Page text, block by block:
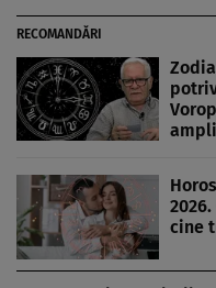
RECOMANDĂRI
cine